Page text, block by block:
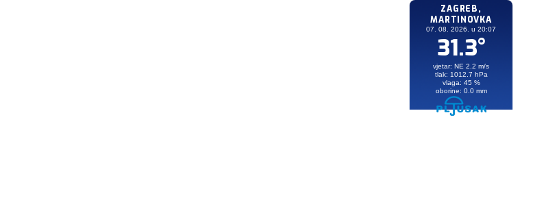
ZAGREB,
MARTINOVKA
07. 08. 2026. u 20:07
31.3°
vjetar: NE 2.2 m/s
tlak: 1012.7 hPa
vlaga: 45 %
oborine: 0.0 mm